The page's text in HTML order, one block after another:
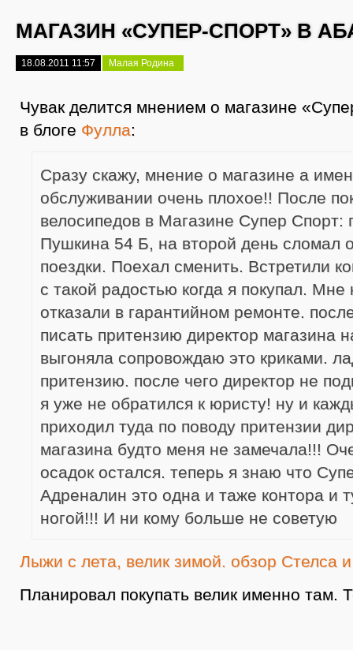
МАГАЗИН «СУПЕР-СПОРТ» В
18.08.2011 11:57 Малая Родина
Чувак делится мнением о магазине
в блоге Фулла:
Сразу скажу, мнение о магазине а
обслуживании очень плохое!! После
велосипедов в Магазине Супер Спорт:
Пушкина 54 Б, на второй день сломал
поездки. Поехал сменить. Встретили
с такой радостью когда я покупал. Мне
отказали в гарантийном ремонте.
писать притензию директор магазина
выгоняла сопровождаю это криками.
притензию. после чего директор не
я уже не обратился к юристу! ну и
приходил туда по поводу притензии
магазина будто меня не замечала!!!
осадок остался. теперь я знаю что
Адреналин это одна и таже контора и
ногой!!! И ни кому больше не советую
Лыжи с лета, велик зимой. обзор Стелса
Планировал покупать велик именно там.